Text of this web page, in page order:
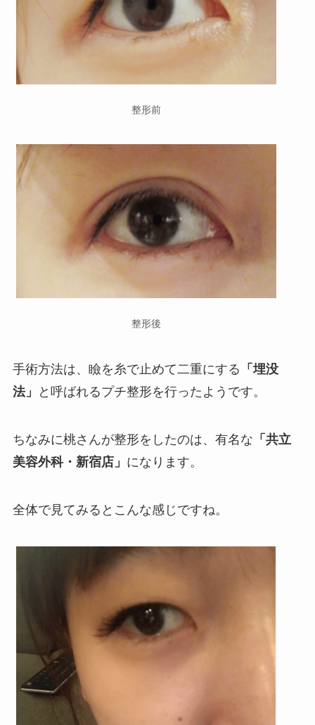
整形前
整形後
手術方法は、瞼を糸で止めて二重にする 「埋没
法」
と呼ばれるプチ整形を行ったようです。
ちなみに桃さんが整形をしたのは、有名な 「共立
美容外科・新宿店」 になります。
全体で見てみるとこんな感じですね。